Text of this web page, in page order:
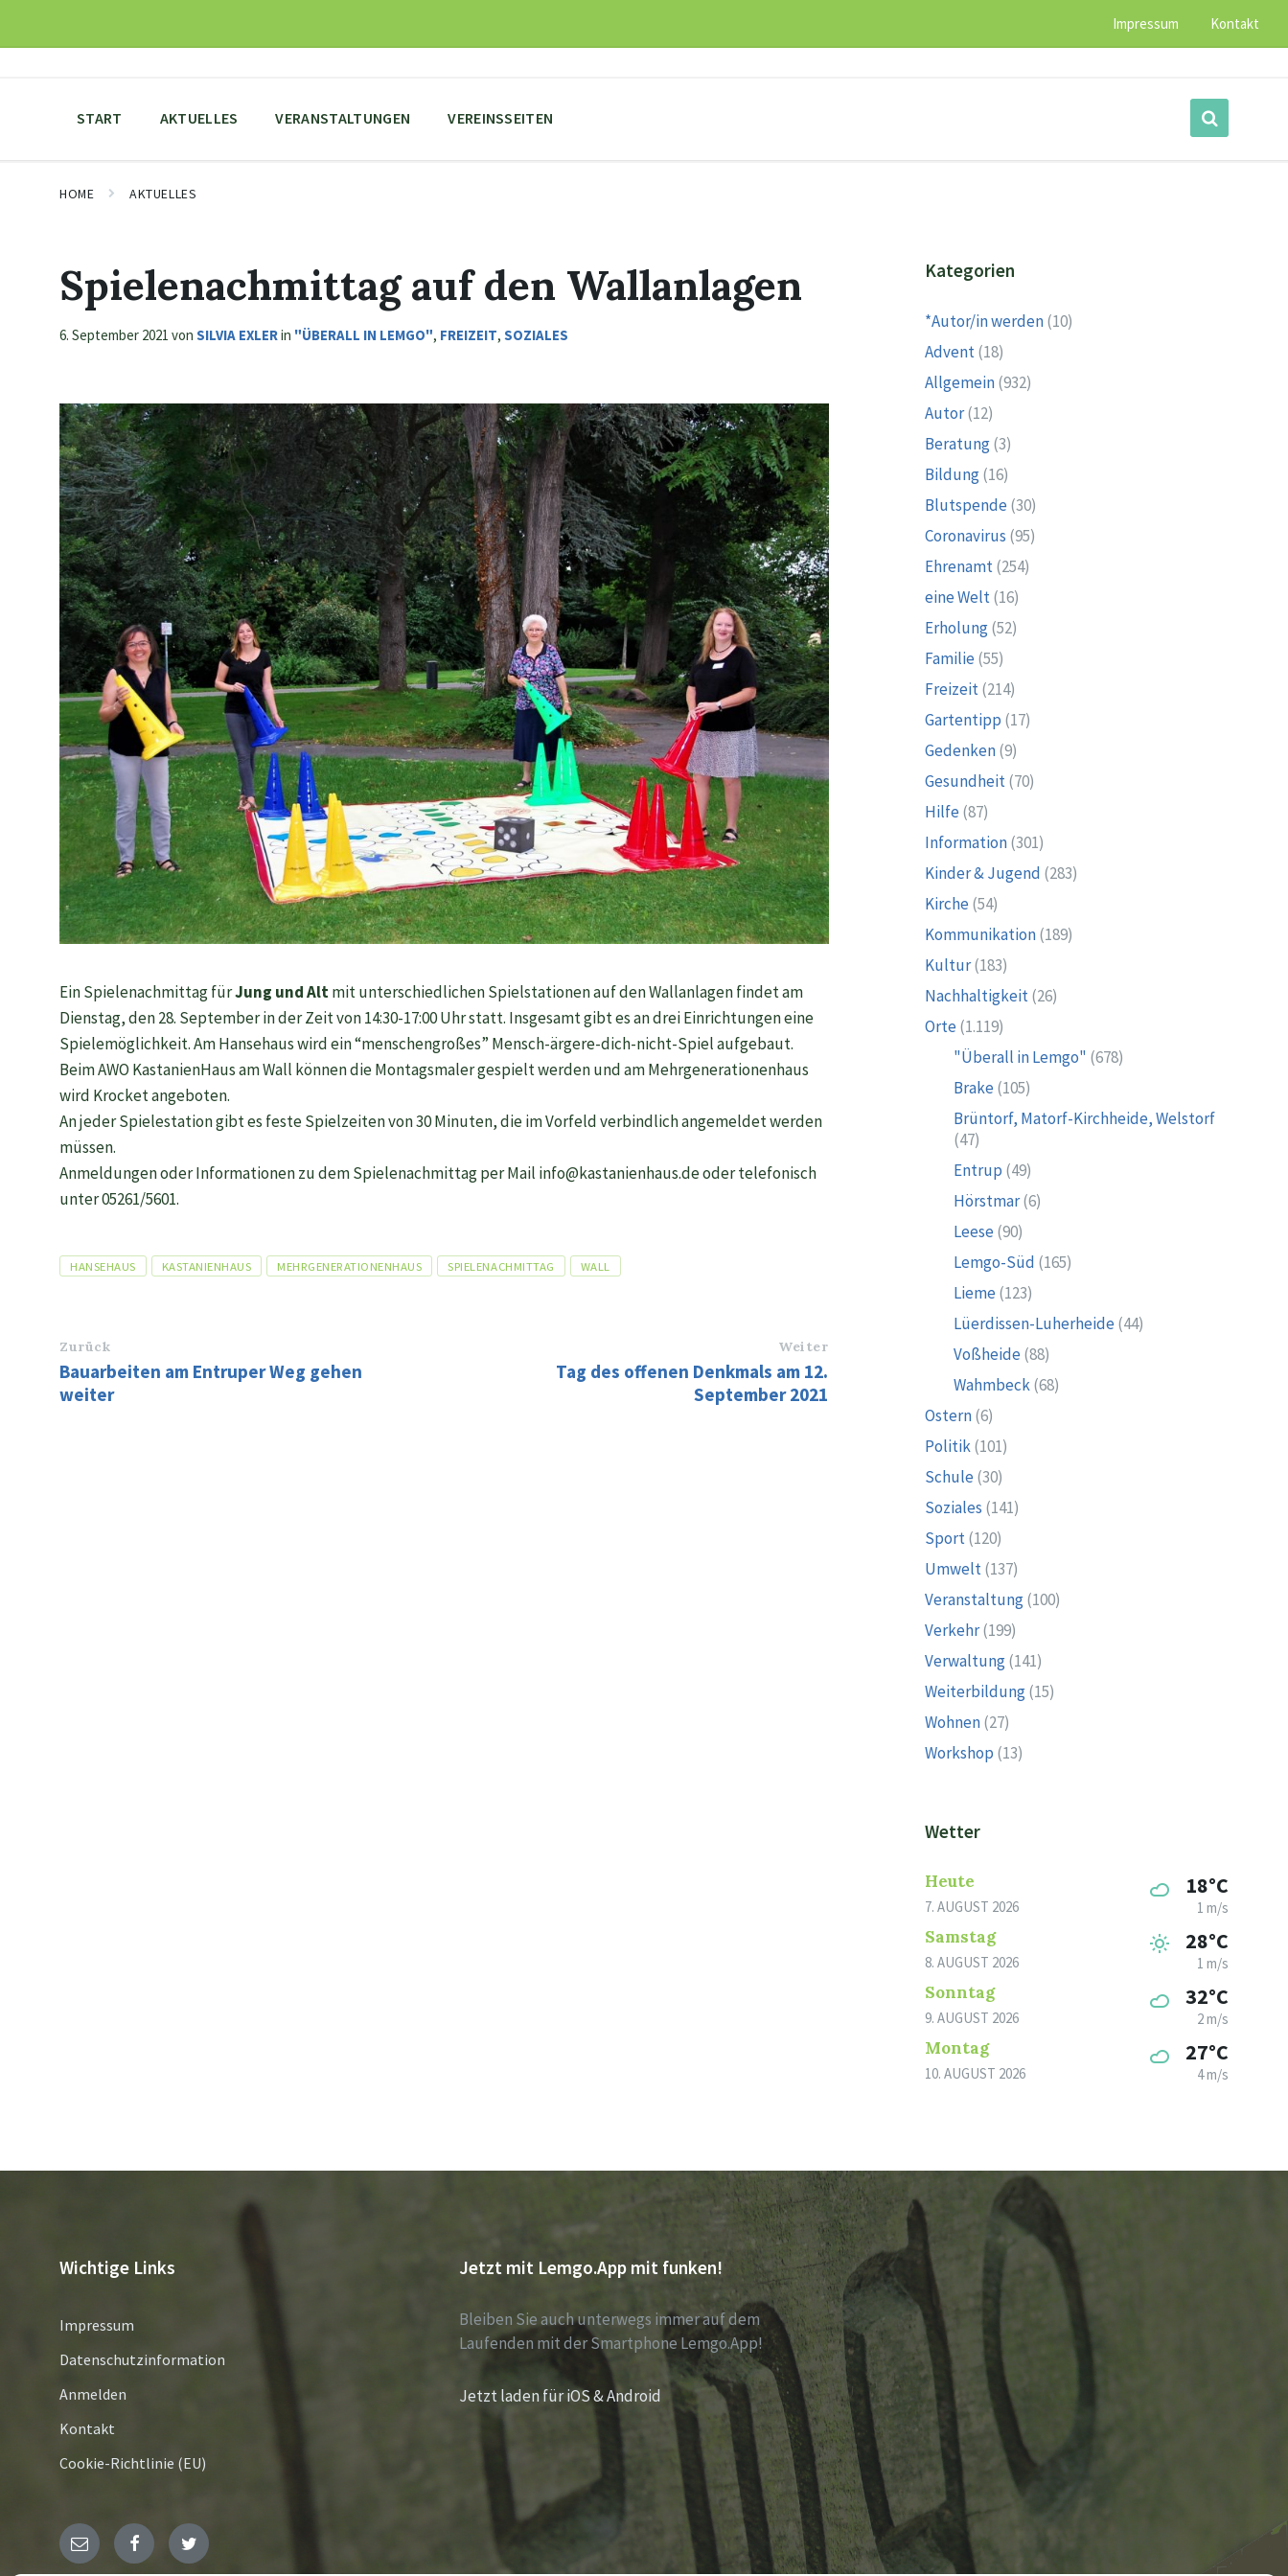
content
main
footer
Impressum Kontakt
START AKTUELLES VERANSTALTUNGEN VEREINSSEITEN
HOME AKTUELLES
Spielenachmittag auf den Wallanlagen
6. September 2021 von SILVIA EXLERin "ÜBERALL IN LEMGO", FREIZEIT, SOZIALES
Ein Spielenachmittag fürJung und Altmit unterschiedlichen Spielstationen auf den Wallanlagen findet am
Dienstag, den 28. September in der Zeit von 14:30-17:00 Uhr statt. Insgesamt gibt es an drei Einrichtungen eine
Spielemöglichkeit. Am Hansehaus wird ein “menschengroßes” Mensch-ärgere-dich-nicht-Spiel aufgebaut.
Beim AWO KastanienHaus am Wall können die Montagsmaler gespielt werden und am Mehrgenerationenhaus
wird Krocket angeboten.
An jeder Spielestation gibt es feste Spielzeiten von 30 Minuten, die im Vorfeld verbindlich angemeldet werden
müssen.
Anmeldungen oder Informationen zu dem Spielenachmittag per Mail info@kastanienhaus.de oder telefonisch
unter 05261/5601.
Tags
HANSEHAUS KASTANIENHAUS MEHRGENERATIONENHAUS SPIELENACHMITTAG WALL
Zurück
Bauarbeiten am Entruper Weg gehen
weiter
Weiter
Tag des offenen Denkmals am 12.
September 2021
Kategorien
*Autor/in werden(10)
Advent(18)
Allgemein(932)
Autor(12)
Beratung(3)
Bildung(16)
Blutspende (30)
Coronavirus (95)
Ehrenamt(254)
eine Welt(16)
Erholung(52)
Familie (55)
Freizeit(214)
Gartentipp (17)
Gedenken(9)
Gesundheit(70)
Hilfe (87)
Information(301)
Kinder & Jugend (283)
Kirche (54)
Kommunikation(189)
Kultur(183)
Nachhaltigkeit(26)
Orte (1.119)
"Überall in Lemgo" (678)
Brake (105)
Brüntorf, Matorf-Kirchheide, Welstorf
(47)
Entrup (49)
Hörstmar(6)
Leese (90)
Lemgo-Süd (165)
Lieme (123)
Lüerdissen-Luherheide (44)
Voßheide (88)
Wahmbeck(68)
Ostern(6)
Politik(101)
Schule (30)
Soziales (141)
Sport(120)
Umwelt(137)
Veranstaltung(100)
Verkehr(199)
Verwaltung(141)
Weiterbildung(15)
Wohnen(27)
Workshop (13)
Wetter
Heute
7. AUGUST 2026
18°C
1 m/s
Samstag
8. AUGUST 2026
28°C
1 m/s
Sonntag
9. AUGUST 2026
32°C
2 m/s
Montag
10. AUGUST 2026
27°C
4 m/s
Wichtige Links
Impressum
Datenschutzinformation
Anmelden
Kontakt
Cookie-Richtlinie (EU)
Jetzt mit Lemgo.App mit funken!
Bleiben Sie auch unterwegs immer auf dem
Laufenden mit der Smartphone Lemgo.App!
Jetzt laden für iOS & Android
E- FacebookTwitter